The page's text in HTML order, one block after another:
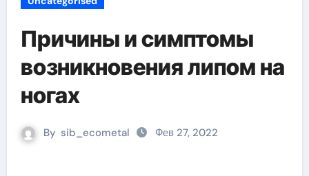
Причины и симптомы
возникновения липом на
ногах
By sib_ecometal Фев 27, 2022